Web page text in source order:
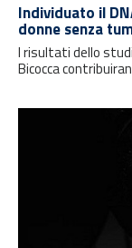
Individuato il
donne senza
I risultati dello
Bicocca